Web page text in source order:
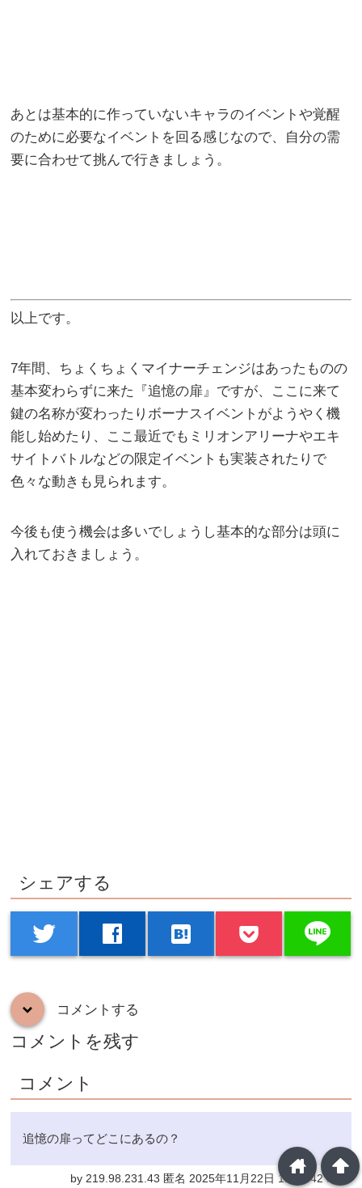
あとは基本的に作っていないキャラのイベントや覚醒
のために必要なイベントを回る感じなので、自分の需
要に合わせて挑んで行きましょう。
以上です。
7年間、ちょくちょくマイナーチェンジはあったものの
基本変わらずに来た『追憶の扉』ですが、ここに来て
鍵の名称が変わったりボーナスイベントがようやく機
能し始めたり、ここ最近でもミリオンアリーナやエキ
サイトバトルなどの限定イベントも実装されたりで
色々な動きも見られます。
今後も使う機会は多いでしょうし基本的な部分は頭に
入れておきましょう。
シェアする
twitter facebook hatenabookmark line
down コメントする
コメントを残す
コメント
追憶の扉ってどこにあるの？
by 219.98.231.43 匿名 2025年11月22日 12:05:42 PM
arrowup
home